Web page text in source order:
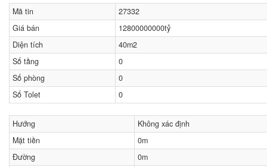
Mã tin
27332
Giá bán
12800000000tỷ
Diện tích
40m2
Số tầng
0
Số phòng
0
Số Tolet
0
Hướng
Không xác định
Mặt tiền
0m
Đường
0m